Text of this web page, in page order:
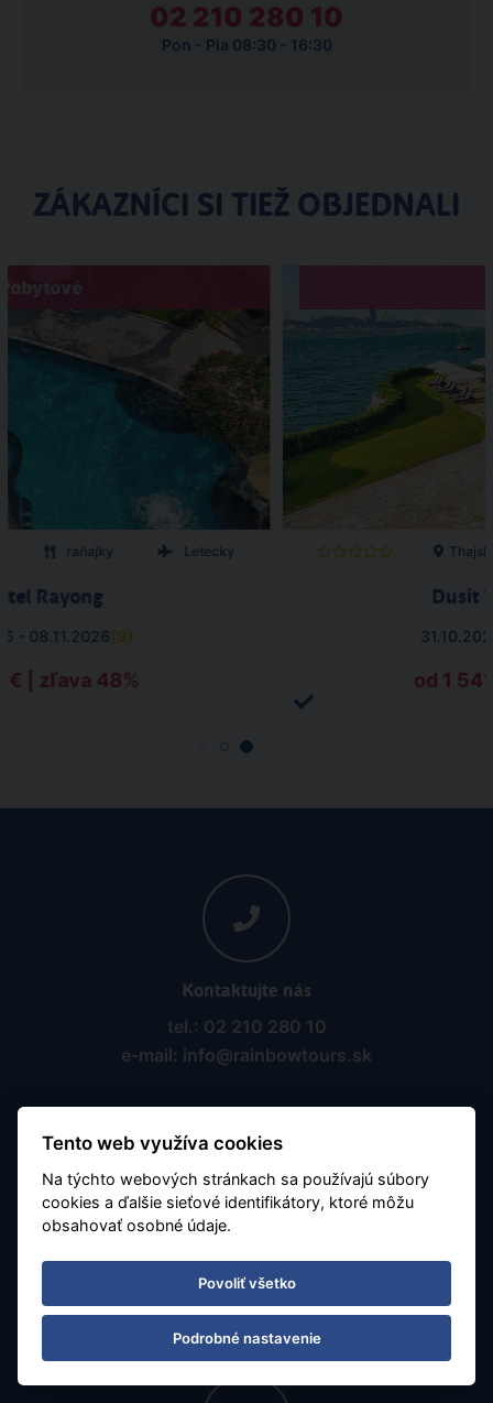
02 210 280 10
Pon - Pia 08:30 - 16:30
ZÁKAZNÍCI SI TIEŽ OBJEDNALI
raňajky Letecky
Rayong
- 08.11.2026(9)
€ | zľava 48%
Dusit
od 1
Kontaktujte nás
tel.: 02 210 280 10
e-mail: info@rainbowtours.sk
Pobočka Ostrava
Nádražní 142/20
702 00 Ostrava, Moravská Ostrava
Tento web využíva cookies
Na týchto webových stránkach sa používajú súbory
cookies a ďalšie sieťové identifikátory, ktoré môžu
obsahovať osobné údaje.
Povoliť všetko
Podrobné nastavenie